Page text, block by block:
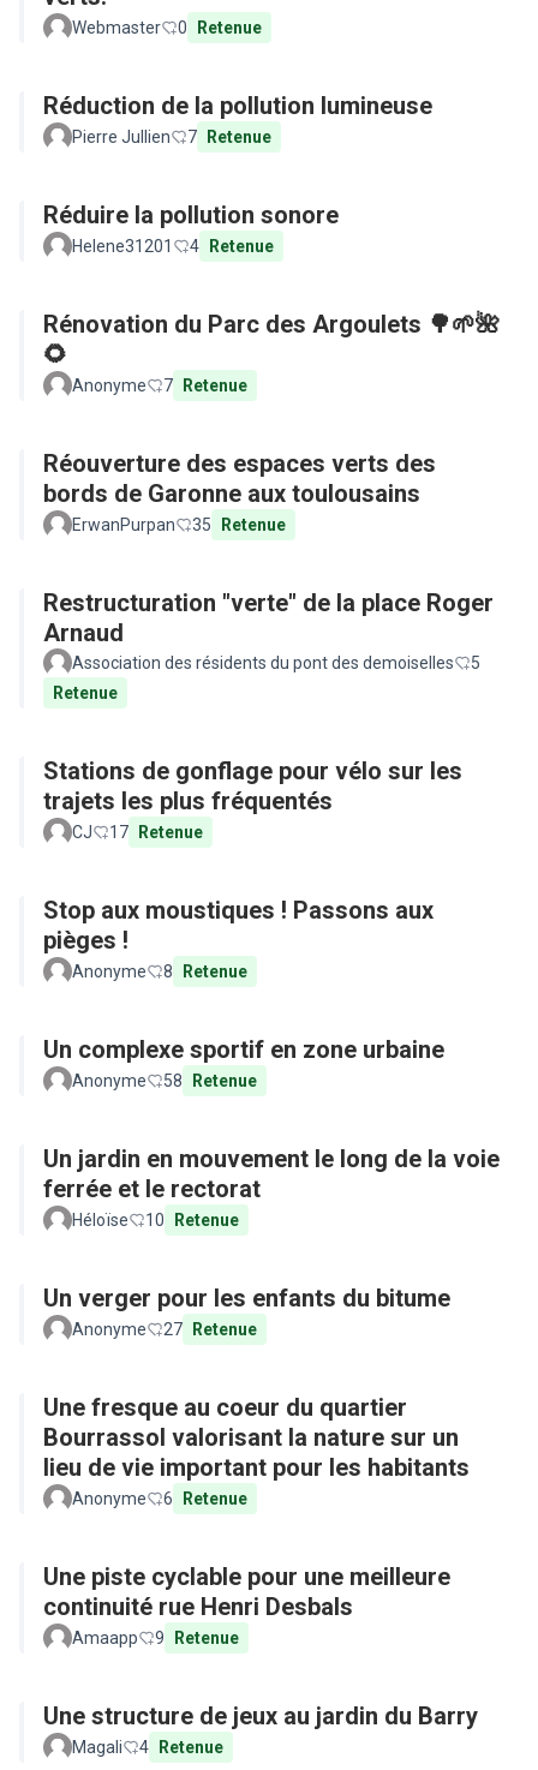
Webmaster 0 Retenue
Réduction de la pollution lumineuse
Pierre Jullien 7 Retenue
Réduire la pollution sonore
Helene31201 4 Retenue
Rénovation du Parc des Argoulets 🌳🌱🌺
🌻
Anonyme 7 Retenue
Réouverture des espaces verts des
bords de Garonne aux toulousains
ErwanPurpan 35 Retenue
Restructuration "verte" de la place Roger
Arnaud
Association des résidents du pont des demoiselles
5
Retenue
Stations de gonflage pour vélo sur les
trajets les plus fréquentés
CJ 17 Retenue
Stop aux moustiques ! Passons aux
pièges !
Anonyme 8 Retenue
Un complexe sportif en zone urbaine
Anonyme 58 Retenue
Un jardin en mouvement le long de la voie
ferrée et le rectorat
Héloïse 10 Retenue
Un verger pour les enfants du bitume
Anonyme 27 Retenue
Une fresque au coeur du quartier
Bourrassol valorisant la nature sur un
lieu de vie important pour les habitants
Anonyme 6 Retenue
Une piste cyclable pour une meilleure
continuité rue Henri Desbals
Amaapp 9 Retenue
Une structure de jeux au jardin du Barry
Magali 4 Retenue